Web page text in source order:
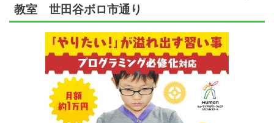
教室 世田谷ボロ市通り